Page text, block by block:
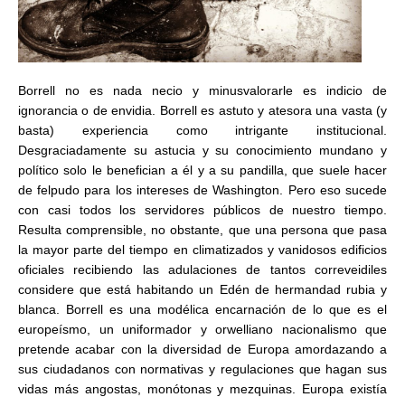
Borrell no es nada necio y minusvalorarle es indicio de
ignorancia o de envidia. Borrell es astuto y atesora una vasta (y
basta) experiencia como intrigante institucional.
Desgraciadamente su astucia y su conocimiento mundano y
político solo le benefician a él y a su pandilla, que suele hacer
de felpudo para los intereses de Washington. Pero eso sucede
con casi todos los servidores públicos de nuestro tiempo.
Resulta comprensible, no obstante, que una persona que pasa
la mayor parte del tiempo en climatizados y vanidosos edificios
oficiales recibiendo las adulaciones de tantos correveidiles
considere que está habitando un Edén de hermandad rubia y
blanca. Borrell es una modélica encarnación de lo que es el
europeísmo, un uniformador y orwelliano nacionalismo que
pretende acabar con la diversidad de Europa amordazando a
sus ciudadanos con normativas y regulaciones que hagan sus
vidas más angostas, monótonas y mezquinas. Europa existía